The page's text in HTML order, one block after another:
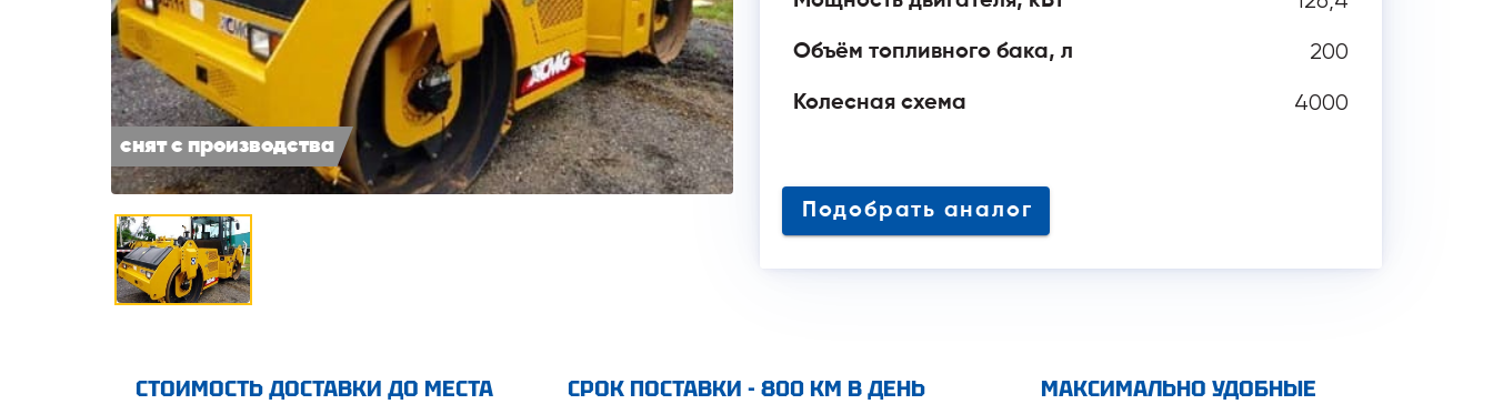
снят с производства
Объём топливного бака, л 200
Колесная схема 4000
Подобрать аналог
СТОИМОСТЬ ДОСТАВКИ ДО МЕСТА
СРОК ПОСТАВКИ - 800 КМ В ДЕНЬ
МАКСИМАЛЬНО УДОБНЫЕ